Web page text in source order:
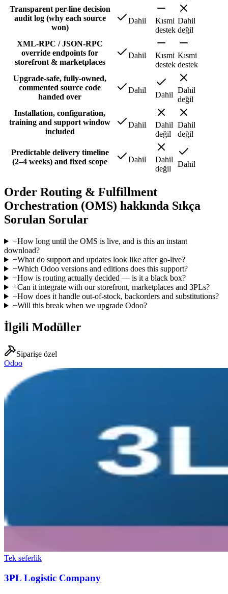
Transparent per-line decision
audit log (why each source
won)
Dahil
Kısmi
destek
Dahil
değil
XML-RPC / JSON-RPC
override endpoints for
storefront & marketplaces
Dahil
Kısmi
destek
Kısmi
destek
Upgrade-safe, fully-owned,
commented source code
handed over
Dahil
Dahil
Dahil
değil
Installation, configuration,
training and support window
included
Dahil
Dahil
değil
Dahil
değil
Predictable delivery timeline
(2–4 weeks) and fixed scope
Dahil
Dahil
değil
Dahil
Order Routing & Fulfillment
Orchestration (OMS) hakkında Sıkça
Sorulan Sorular
+How long until the OMS is live, and is this an instant
download?
+What do support and updates look like after go-live?
+Which Odoo versions and editions does this support?
+How is routing actually decided — is it a black box?
+Can it integrate with our storefront, marketplaces and 3PLs?
+How does it handle out-of-stock, backorders and substitutions?
+Will this break when we upgrade Odoo?
İlgili Modüller
Siparişe özel
Odoo
Tek seferlik
3PL Logistic Company